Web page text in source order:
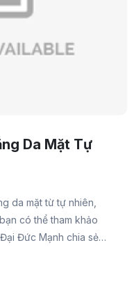
Da Mặt Tự
da mặt từ tự nhiên,
có thể tham khảo
Đức Mạnh chia sẻ